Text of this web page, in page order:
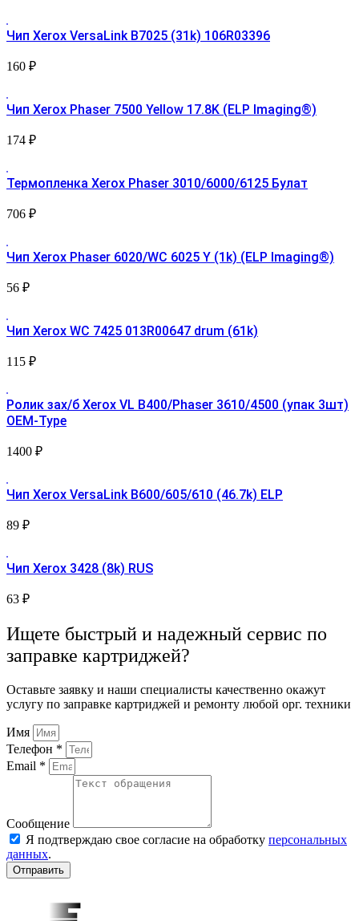
Чип Xerox VersaLink B7025 (31k) 106R03396
160 ₽
Чип Xerox Phaser 7500 Yellow 17.8K (ELP Imaging®)
174 ₽
Термопленка Xerox Phaser 3010/6000/6125 Булат
706 ₽
Чип Xerox Phaser 6020/WC 6025 Y (1k) (ELP Imaging®)
56 ₽
Чип Xerox WC 7425 013R00647 drum (61k)
115 ₽
Ролик зах/б Xerox VL B400/Phaser 3610/4500 (упак 3шт)
OEM-Type
1400 ₽
Чип Xerox VersaLink B600/605/610 (46.7k) ELP
89 ₽
Чип Xerox 3428 (8k) RUS
63 ₽
Ищете быстрый и надежный сервис по
заправке картриджей?
Оставьте заявку и наши специалисты качественно окажут
услугу по заправке картриджей и ремонту любой орг. техники
Имя
Телефон *
Email *
Сообщение
Я подтверждаю свое согласие на обработку персональных
данных.
Отправить